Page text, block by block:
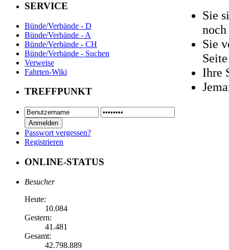
SERVICE
Bünde/Verbände - D
Bünde/Verbände - A
Bünde/Verbände - CH
Bünde/Verbände - Suchen
Verweise
Fahrten-Wiki
TREFFPUNKT
Passwort vergessen?
Registrieren
ONLINE-STATUS
Besucher
Heute:
10.084
Gestern:
41.481
Gesamt:
42.798.889
Sie
Sie
Ihre